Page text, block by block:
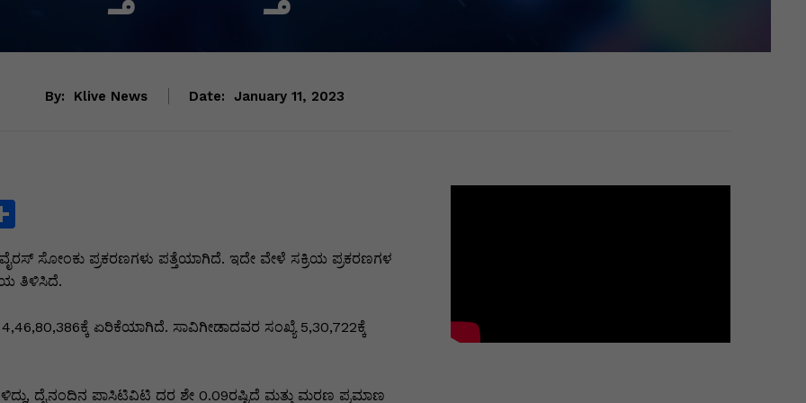
By: Klive News Date: January 11, 2023
S
arಸೋಂಕು ಪ್ರಕರಣಗಳು ಪತ್ತೆಯಾಗಿದೆ. ಇದೇ ವೇಳೆ ಸಕ್ರಿಯ ಪ್ರಕರಣಗಳ
ತಿಳಿಸಿದೆ.
ಏರಿಕೆಯಾಗಿದೆ. ಸಾವಿಗೀಡಾದವರ ಸಂಖ್ಯೆ 5,30,722ಕ್ಕೆ
ದೈನಂದಿನ ಪಾಸಿಟಿವಿಟಿ ದರ ಶೇ 0.09ರಷ್ಟಿದೆ ಮತ್ತು ಮರಣ ಪ್ರಮಾಣ